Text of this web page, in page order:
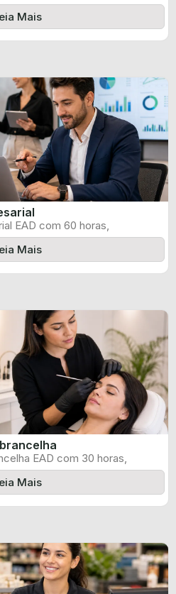
...
Mais
EAD com 60 horas,
e ...
Mais
EAD com 30 horas,
...
Mais